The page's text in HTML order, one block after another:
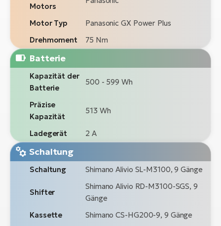
Motors
Motor Typ
Panasonic GX Power Plus
Drehmoment
75 Nm
Batterie
Kapazität der
Batterie
500 - 599 Wh
Präzise
Kapazität
513 Wh
Ladegerät 2 A
Schaltung
Schaltung Shimano Alivio SL-M3100, 9 Gänge
Shifter
Shimano Alivio RD-M3100-SGS, 9
Gänge
Kassette
Shimano CS-HG200-9, 9 Gänge